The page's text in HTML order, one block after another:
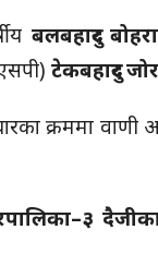
बलबहादुर बोहरा
टेकबहादुर
क्रममा